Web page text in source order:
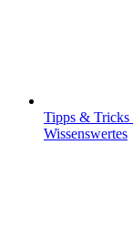
Tipps & Tricks
Wissenswertes